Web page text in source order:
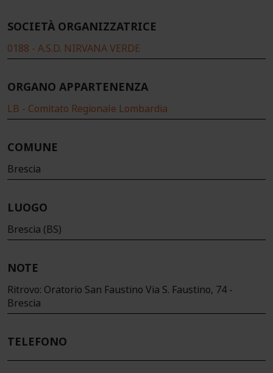
SOCIETÀ ORGANIZZATRICE
0188 - A.S.D. NIRVANA VERDE
ORGANO APPARTENENZA
LB - Comitato Regionale Lombardia
COMUNE
Brescia
LUOGO
Brescia (BS)
NOTE
Ritrovo: Oratorio San Faustino Via S. Faustino, 74 -
Brescia
TELEFONO